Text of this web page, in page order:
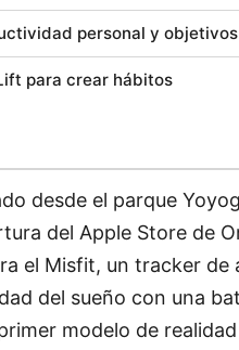
personal y
para crear hábitos
desde el parque
del Apple Store de
el Misfit, un tracker
del sueño con una
modelo de